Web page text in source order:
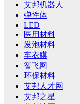
艾邦机器人
弹性体
LED
医用材料
发泡材料
车衣膜
智飞网
环保材料
艾邦人才网
艾邦之星